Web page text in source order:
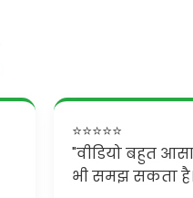
⭐⭐⭐⭐⭐
"वीडियो बहुत
भी समझ सकता